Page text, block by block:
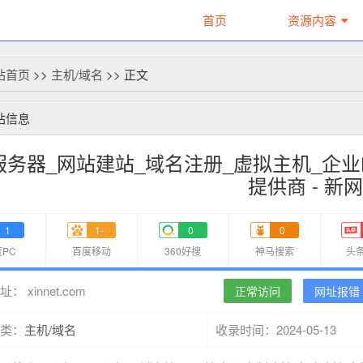
首页 资源内容
首页 >> 主机/域名 >> 正文
信息
务器_网站建站_域名注册_虚拟主机_企
提供商 - 新
1
1-
百度移动
0
360好搜
0
神马搜索
头
： xinnet.com 正常访问 网址报错
： 主机/域名 收录时间： 2024-05-13